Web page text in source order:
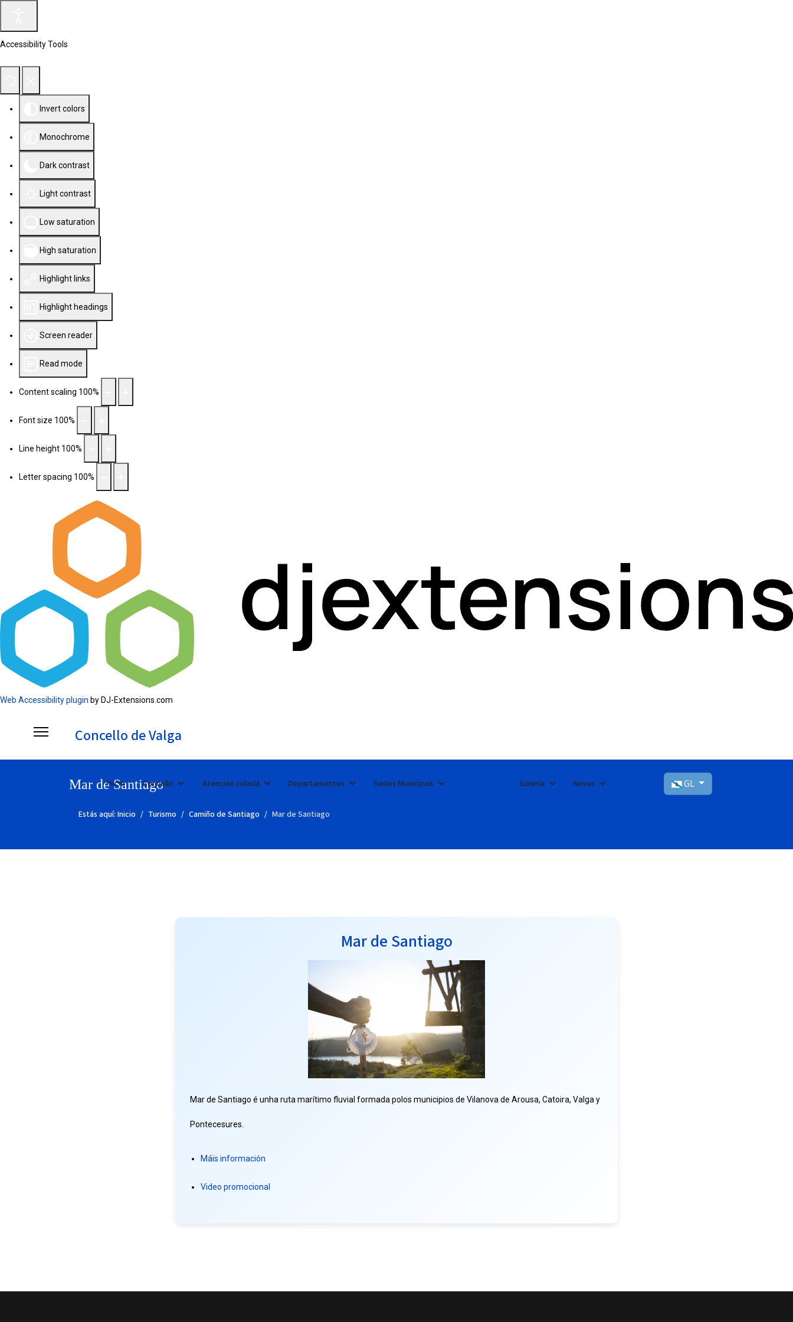
Accessibility Tools
Invert colors
Monochrome
Dark contrast
Light contrast
Low saturation
High saturation
Highlight links
Highlight headings
Screen reader
Read mode
Content scaling 100%
Font size 100%
Line height 100%
Letter spacing 100%
Web Accessibility plugin by DJ-Extensions.com
Concello de Valga
Inicio Concello Atención cidadá Departamentos Sedes Municipais Galería Novas Seleccioni el seu idioma
GL
Mar de Santiago
Estás aquí: Inicio Turismo Camiño de Santiago Mar de Santiago
Mar de Santiago
Mar de Santiago é unha ruta marítimo fluvial formada polos municipios de Vilanova de Arousa, Catoira, Valga y
Pontecesures.
Máis información
Video promocional